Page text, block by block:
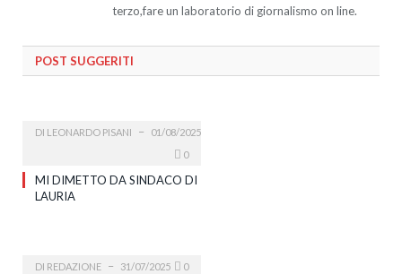
terzo,fare un laboratorio di giornalismo on line.
POST SUGGERITI
DI LEONARDO PISANI
01/08/2025
0
MI DIMETTO DA SINDACO DI
LAURIA
DI REDAZIONE 31/07/2025 0